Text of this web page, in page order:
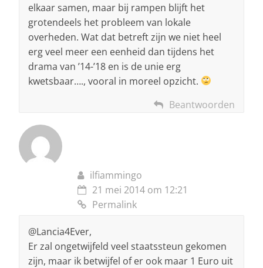
elkaar samen, maar bij rampen blijft het
grotendeels het probleem van lokale
overheden. Wat dat betreft zijn we niet heel
erg veel meer een eenheid dan tijdens het
drama van ’14-’18 en is de unie erg
kwetsbaar…., vooral in moreel opzicht.
Beantwoorden
ilfiammingo
21 mei 2014 om 12:21
Permalink
@Lancia4Ever,
Er zal ongetwijfeld veel staatssteun gekomen
zijn, maar ik betwijfel of er ook maar 1 Euro uit